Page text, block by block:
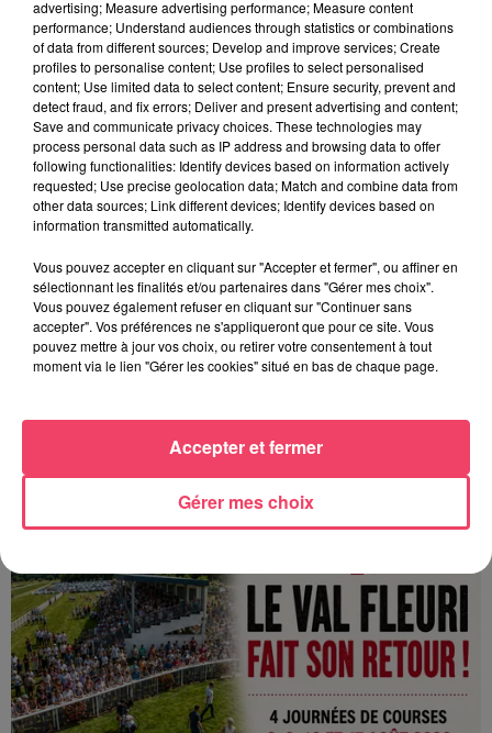
-Ouverture des sites de 10h à 18h (jusqu'à 23h au Parc de
Terre Noire)
-Mine de Fer : deux visites guidées d'une heure sont
proposées à 10h30 et 15h30
-Centrale 7 : Des visites guidées Art et Patrimoine à 11h30,
14h30 et 16h30
-Bar et restauration de fouées sur place
-Prix libre
-Adhésion à anuelle au Parc de Terre Noire ou Centrale 7 : 10
AUTRES ARTICLES QUI POURRAIENT VOUS
advertising; Measure advertising performance; Measure content
performance; Understand audiences through statistics or combinations
of data from different sources; Develop and improve services; Create
profiles to personalise content; Use profiles to select personalised
content; Use limited data to select content; Ensure security, prevent and
detect fraud, and fix errors; Deliver and present advertising and content;
Save and communicate privacy choices. These technologies may
process personal data such as IP address and browsing data to offer
following functionalities: Identify devices based on information actively
requested; Use precise geolocation data; Match and combine data from
other data sources; Link different devices; Identify devices based on
information transmitted automatically.
Vous pouvez accepter en cliquant sur "Accepter et fermer", ou affiner en
sélectionnant les finalités et/ou partenaires dans "Gérer mes choix".
Vous pouvez également refuser en cliquant sur "Continuer sans
accepter". Vos préférences ne s'appliqueront que pour ce site. Vous
pouvez mettre à jour vos choix, ou retirer votre consentement à tout
moment via le lien "Gérer les cookies" situé en bas de chaque page.
Gérer mes choix
Accepter et fermer